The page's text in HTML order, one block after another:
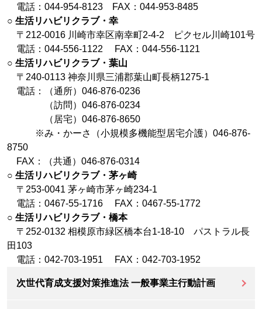
電話：044-954-8123 FAX：044-953-8485
○ 生活リハビリクラブ・幸
〒212-0016 川崎市幸区南幸町2-4-2 ピクセル川崎101号
電話：044-556-1122 FAX：044-556-1121
○ 生活リハビリクラブ・葉山
〒240-0113 神奈川県三浦郡葉山町長柄1275-1
電話：（通所）046-876-0236
（訪問）046-876-0234
（居宅）046-876-8650
※み・かーさ（小規模多機能型居宅介護）046-876-
8750
FAX：（共通）046-876-0314
○ 生活リハビリクラブ・茅ヶ崎
〒253-0041 茅ヶ崎市茅ヶ崎234-1
電話：0467-55-1716 FAX：0467-55-1772
○ 生活リハビリクラブ・橋本
〒252-0132 相模原市緑区橋本台1-18-10 パストラル長
田103
電話：042-703-1951 FAX：042-703-1952
次世代育成支援対策推進法 一般事業主行動計画